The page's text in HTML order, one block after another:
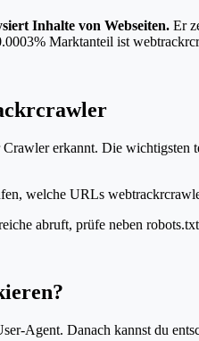
Inhalte von Webseiten. Er
Marktanteil ist
erkannt. Die wichtigsten
welche URLs
abruft, prüfe neben
Agent. Danach kannst du